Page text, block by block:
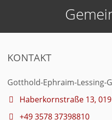
KONTAKT
Gotthold-Ephraim-Lessing-
Haberkornstraße 13,
+49 3578 37398810